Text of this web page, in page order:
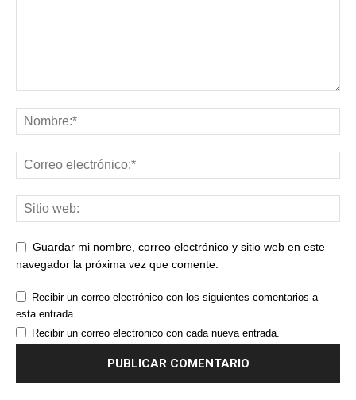
Guardar mi nombre, correo electrónico y sitio web en este
navegador la próxima vez que comente.
Recibir un correo electrónico con los siguientes comentarios a
esta entrada.
Recibir un correo electrónico con cada nueva entrada.